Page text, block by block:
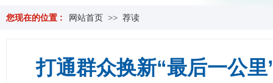
您现在的位置 : 网站首页 >> 荐读
打通群众换新“最后一公